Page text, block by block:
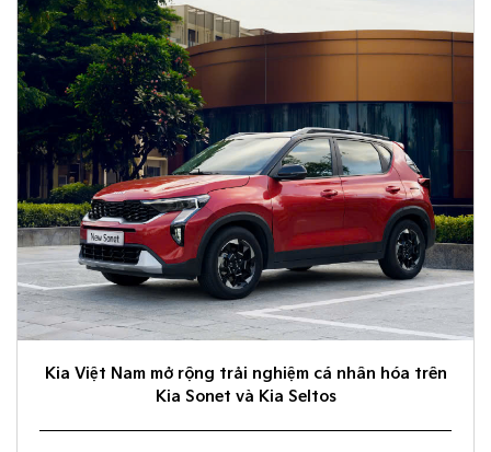
Kia Việt Nam mở rộng trải nghiệm cá nhân hóa trên
Kia Sonet và Kia Seltos